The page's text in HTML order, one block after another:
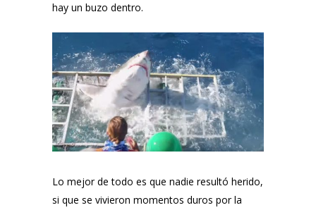
hay un buzo dentro.
Lo mejor de todo es que nadie resultó herido,
si que se vivieron momentos duros por la